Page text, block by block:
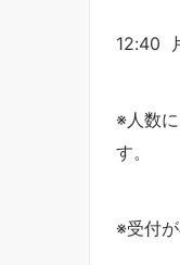
12:40
※人数
す。
※受付